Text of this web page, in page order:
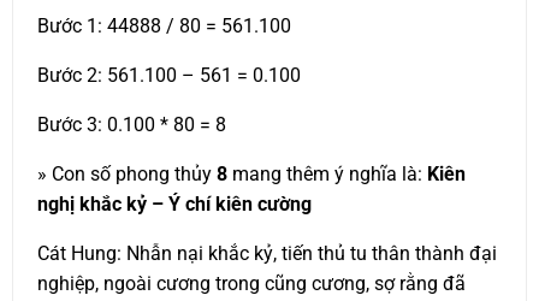
Bước 1: 44888 / 80 = 561.100
Bước 2: 561.100 – 561 = 0.100
Bước 3: 0.100 * 80 = 8
» Con số phong thủy 8 mang thêm ý nghĩa là: Kiên
nghị khắc kỷ – Ý chí kiên cường
Cát Hung: Nhẫn nại khắc kỷ, tiến thủ tu thân thành đại
nghiệp, ngoài cương trong cũng cương, sợ rằng đã